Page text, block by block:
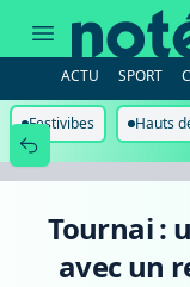
la
paix
avec
un
regard
Palestine
ACTU SPORT
Festivibes Hauts
Tournai :
avec un